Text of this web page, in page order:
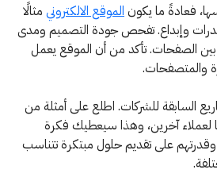
فعادةً ما يكون الموقع الالكتروني مثالًا
وإبداع. تفحص جودة التصميم ومدى
بين الصفحات. تأكد من أن الموقع يعمل
والمتصفحات.
السابقة للشركات. اطلع على أمثلة من
لعملاء آخرين، وهذا سيعطيك فكرة
على تقديم حلول مبتكرة تتناسب